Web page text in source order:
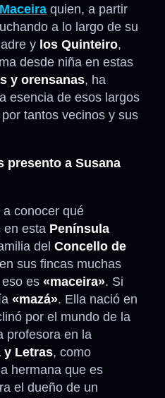
quien, a partir
a lo largo de su
y los Quinteiro,
desde niña en estas
y orensanas, ha
esencia de esos largos
tantos vecinos y sus
presento a Susana
conocer qué
en esta Península
del Concello de
sus fincas muchas
es «maceira». Si
«mazá». Ella nació en
por el mundo de la
profesora en la
y Letras, como
hermana que es
el dueño de un